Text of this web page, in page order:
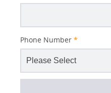
Phone Number *